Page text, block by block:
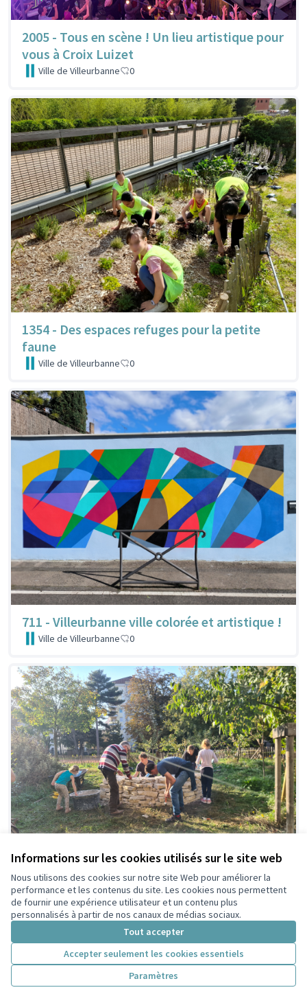
Informations sur les cookies utilisés sur le site web
Nous utilisons des cookies sur notre site Web pour améliorer la
performance et les contenus du site. Les cookies nous permettent
de fournir une expérience utilisateur et un contenu plus
personnalisés à partir de nos canaux de médias sociaux.
Tout accepter
Accepter seulement les cookies essentiels
Paramètres
2005 - Tous en scène ! Un lieu artistique pour
vous à Croix Luizet
Ville de Villeurbanne 0
1354 - Des espaces refuges pour la petite
faune
Ville de Villeurbanne 0
711 - Villeurbanne ville colorée et artistique !
Ville de Villeurbanne 0
967 - Des espaces-refuges pour accueillir et
protéger les insectes et la petite faune
0